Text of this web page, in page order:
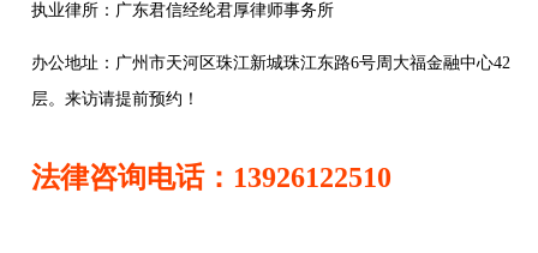
执业律所：广东君信经纶君厚律师事务所
办公地址： 广州市天河区珠江新城珠江东路6号周大福金融中心42
层。来访请提前预约！
法律咨询电话：13926122510